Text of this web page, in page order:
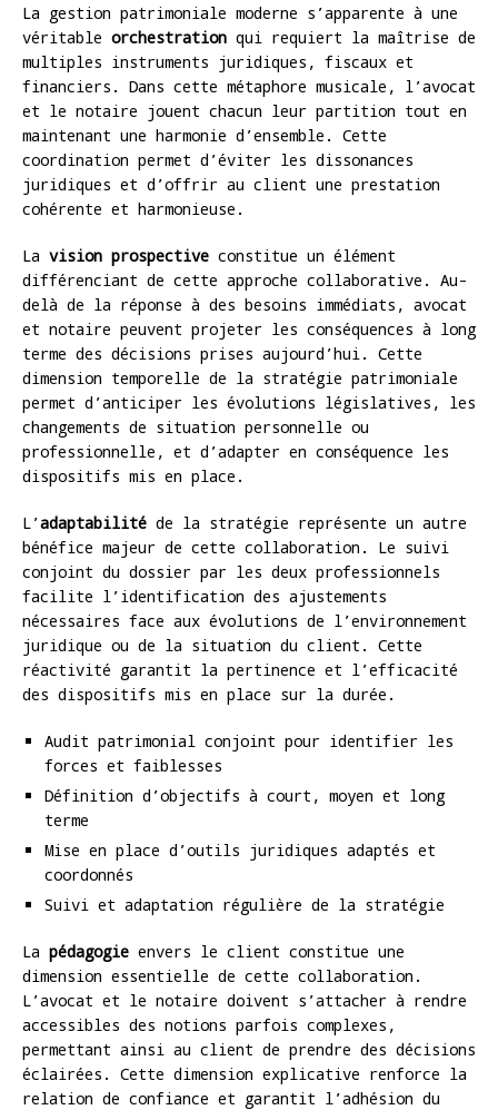
La gestion patrimoniale moderne s’apparente à une
véritable orchestration qui requiert la maîtrise de
multiples instruments juridiques, fiscaux et
financiers. Dans cette métaphore musicale, l’avocat
et le notaire jouent chacun leur partition tout en
maintenant une harmonie d’ensemble. Cette
coordination permet d’éviter les dissonances
juridiques et d’offrir au client une prestation
cohérente et harmonieuse.
La vision prospective constitue un élément
différenciant de cette approche collaborative. Au-
delà de la réponse à des besoins immédiats, avocat
et notaire peuvent projeter les conséquences à long
terme des décisions prises aujourd’hui. Cette
dimension temporelle de la stratégie patrimoniale
permet d’anticiper les évolutions législatives, les
changements de situation personnelle ou
professionnelle, et d’adapter en conséquence les
dispositifs mis en place.
L’adaptabilité de la stratégie représente un autre
bénéfice majeur de cette collaboration. Le suivi
conjoint du dossier par les deux professionnels
facilite l’identification des ajustements
nécessaires face aux évolutions de l’environnement
juridique ou de la situation du client. Cette
réactivité garantit la pertinence et l’efficacité
des dispositifs mis en place sur la durée.
Audit patrimonial conjoint pour identifier les
forces et faiblesses
Définition d’objectifs à court, moyen et long
terme
Mise en place d’outils juridiques adaptés et
coordonnés
Suivi et adaptation régulière de la stratégie
La pédagogie envers le client constitue une
dimension essentielle de cette collaboration.
L’avocat et le notaire doivent s’attacher à rendre
accessibles des notions parfois complexes,
permettant ainsi au client de prendre des décisions
éclairées. Cette dimension explicative renforce la
relation de confiance et garantit l’adhésion du